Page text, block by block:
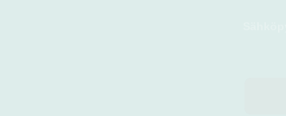
Dub 29mm
83mm keskiö